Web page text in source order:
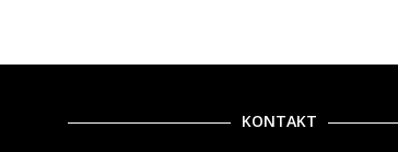
KONTAKT